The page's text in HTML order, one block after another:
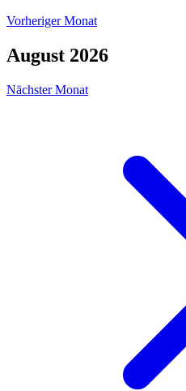
Vorheriger Monat
August 2026
Nächster Monat